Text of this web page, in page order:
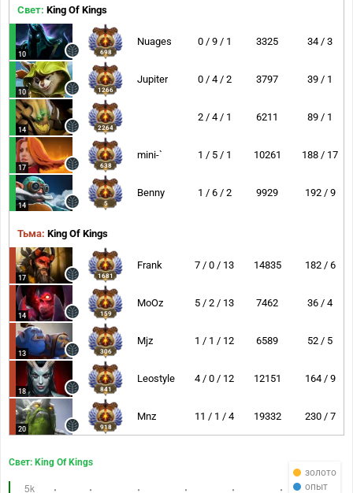
Свет: King Of Kings
10 698
Nuages 0 / 9 / 1 3325 34 / 3
10 1266
Jupiter 0 / 4 / 2 3797 39 / 1
14 2264
2 / 4 / 1 6211 89 / 1
17 638
mini-` 1 / 5 / 1 10261 188 / 17
14 5
Benny 1 / 6 / 2 9929 192 / 9
Тьма: King Of Kings
17 1681
Frank 7 / 0 / 13 14835 182 / 6
14 159
MoOz 5 / 2 / 13 7462 36 / 4
13 306
Mjz 1 / 1 / 12 6589 52 / 5
18 841
Leostyle 4 / 0 / 12 12151 164 / 9
20 918
Mnz 11 / 1 / 4 19332 230 / 7
золото
опыт
Свет: King Of Kings